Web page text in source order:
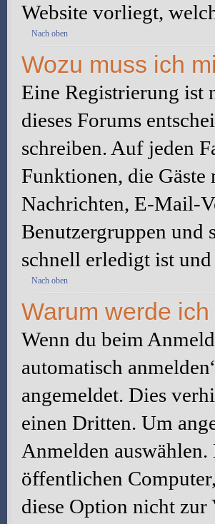
Website vorliegt,
Nach oben
Wozu muss ich
Eine Registrierung ist
dieses Forums
schreiben. Auf jeden
Funktionen, die
Nachrichten, E-Mail-
Benutzergruppen und
schnell erledigt ist
Nach oben
Warum werde
Wenn du beim
automatisch
angemeldet. Dies
einen Dritten. Um
Anmelden
öffentlichen
diese Option nicht